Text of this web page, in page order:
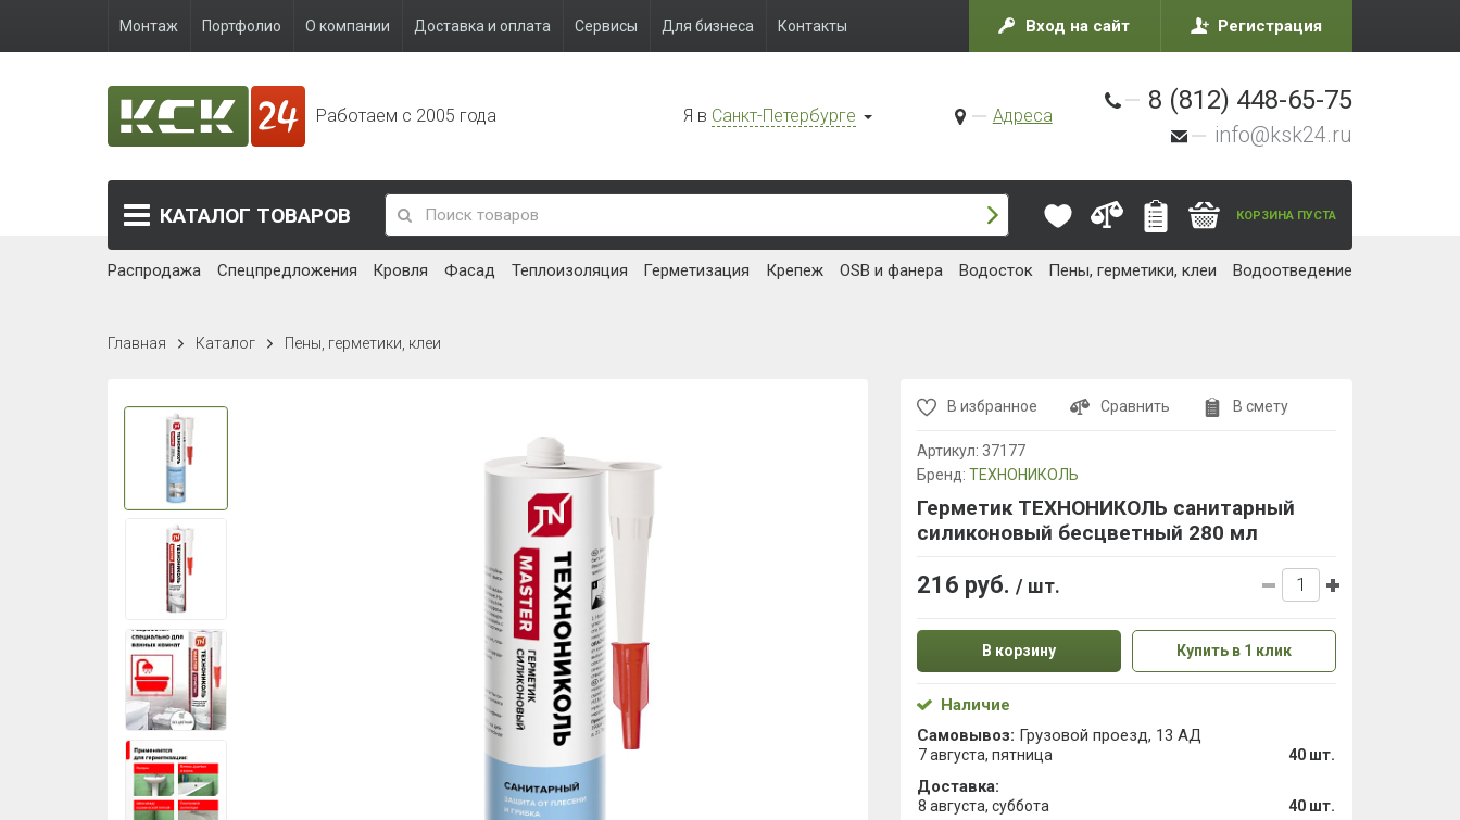
Монтаж Портфолио О компании Доставка и оплата Сервисы Для бизнеса Контакты Вход на сайт Регистрация
Работаем с 2005 года Я в Санкт-Петербурге Адреса
8 (812) 448-65-75
info@ksk24.ru
КАТАЛОГ ТОВАРОВ КОРЗИНА ПУСТА
Распродажа Спецпредложения Кровля Фасад Теплоизоляция Герметизация Крепеж OSB и фанера Водосток Пены, герметики, клеи Водоотведение
Главная Каталог Пены, герметики, клеи
В избранное Сравнить В смету
Артикул: 37177
Бренд: ТЕХНОНИКОЛЬ
Герметик ТЕХНОНИКОЛЬ санитарный
силиконовый бесцветный 280 мл
216 руб. / шт.
В корзину Купить в 1 клик
Наличие
Самовывоз: Грузовой проезд, 13 АД
7 августа, пятница 40 шт.
Доставка:
8 августа, суббота 40 шт.